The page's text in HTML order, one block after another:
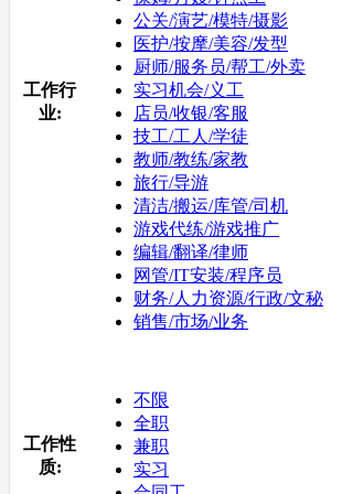
工作行
业:
公关/演艺/模特/摄影
医护/按摩/美容/发型
厨师/服务员/帮工/外卖
实习机会/义工
店员/收银/客服
技工/工人/学徒
教师/教练/家教
旅行/导游
清洁/搬运/库管/司机
游戏代练/游戏推广
编辑/翻译/律师
网管/IT安装/程序员
财务/人力资源/行政/文秘
销售/市场/业务
工作性
质:
不限
全职
兼职
实习